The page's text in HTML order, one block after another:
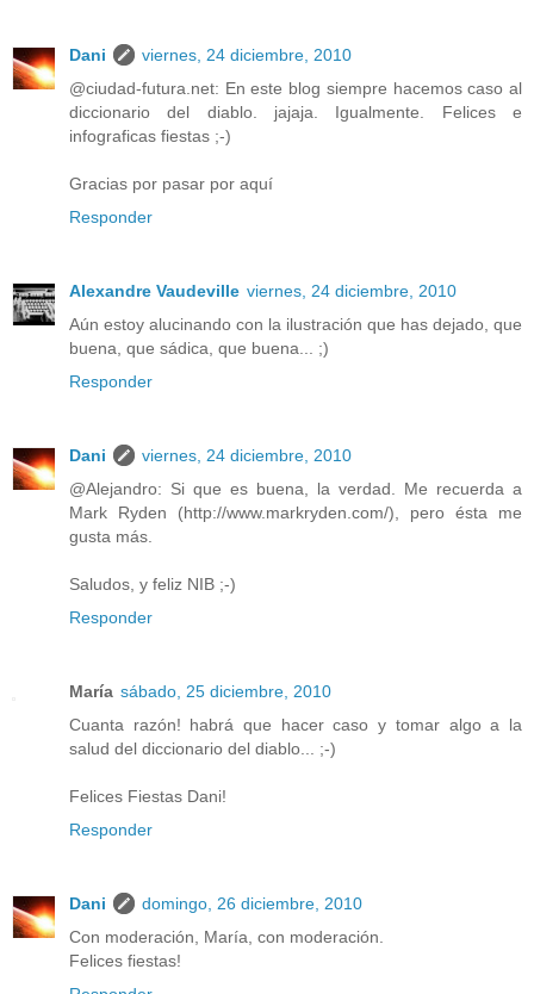
Dani
viernes, 24 diciembre, 2010
@ciudad-futura.net: En este blog siempre hacemos caso al
diccionario del diablo. jajaja. Igualmente. Felices e
infograficas fiestas ;-)
Gracias por pasar por aquí
Responder
Alexandre Vaudeville viernes, 24 diciembre, 2010
Aún estoy alucinando con la ilustración que has dejado, que
buena, que sádica, que buena... ;)
Responder
Dani
viernes, 24 diciembre, 2010
@Alejandro: Si que es buena, la verdad. Me recuerda a
Mark Ryden (http://www.markryden.com/), pero ésta me
gusta más.
Saludos, y feliz NIB ;-)
Responder
María sábado, 25 diciembre, 2010
Cuanta razón! habrá que hacer caso y tomar algo a la
salud del diccionario del diablo... ;-)
Felices Fiestas Dani!
Responder
Dani
domingo, 26 diciembre, 2010
Con moderación, María, con moderación.
Felices fiestas!